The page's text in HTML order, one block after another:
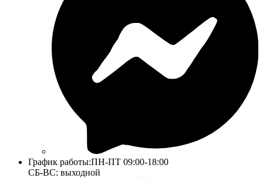
График работы:ПН-ПТ 09:00-18:00
СБ-ВС: выходной